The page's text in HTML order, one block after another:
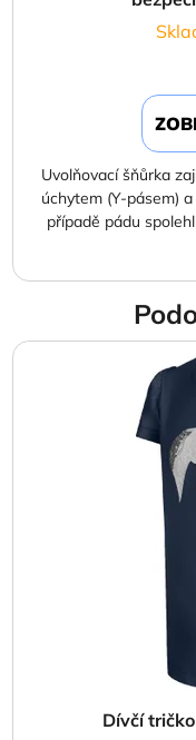
Uvolňovací šňůrka
úchytem (Y-pásem)
případě pádu
Dívčí